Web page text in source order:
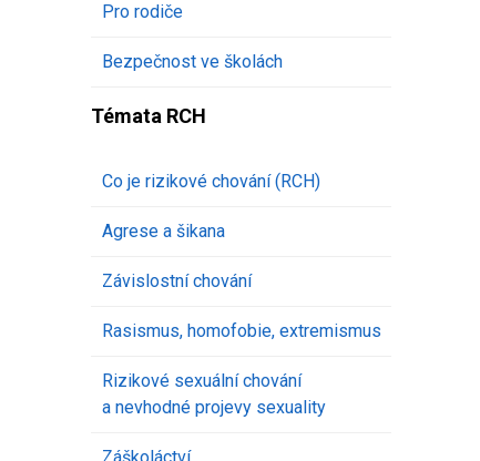
Pro rodiče
Bezpečnost ve školách
Témata RCH
Co je rizikové chování (RCH)
Agrese a šikana
Závislostní chování
Rasismus, homofobie, extremismus
Rizikové sexuální chování
a nevhodné projevy sexuality